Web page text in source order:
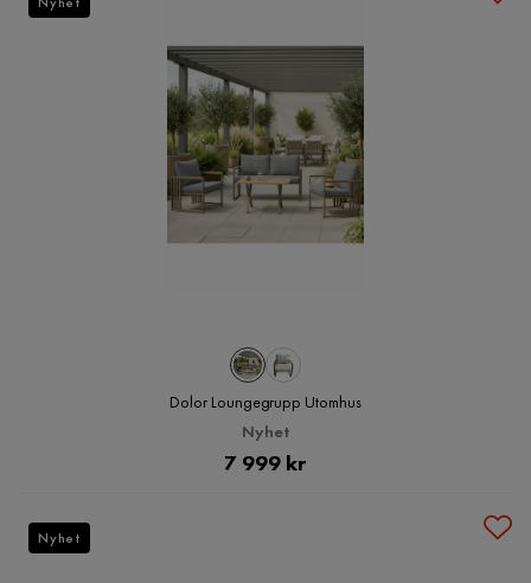
Dolor Loungegrupp Utomhus
Nyhet
Pris
7 999 kr
Nyhet